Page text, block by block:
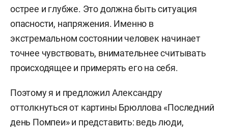
острее и глубже. Это должна быть ситуация
опасности, напряжения. Именно в
экстремальном состоянии человек начинает
точнее чувствовать, внимательнее считывать
происходящее и примерять его на себя.
Поэтому я и предложил Александру
оттолкнуться от картины Брюллова «Последний
день Помпеи» и представить: ведь люди,